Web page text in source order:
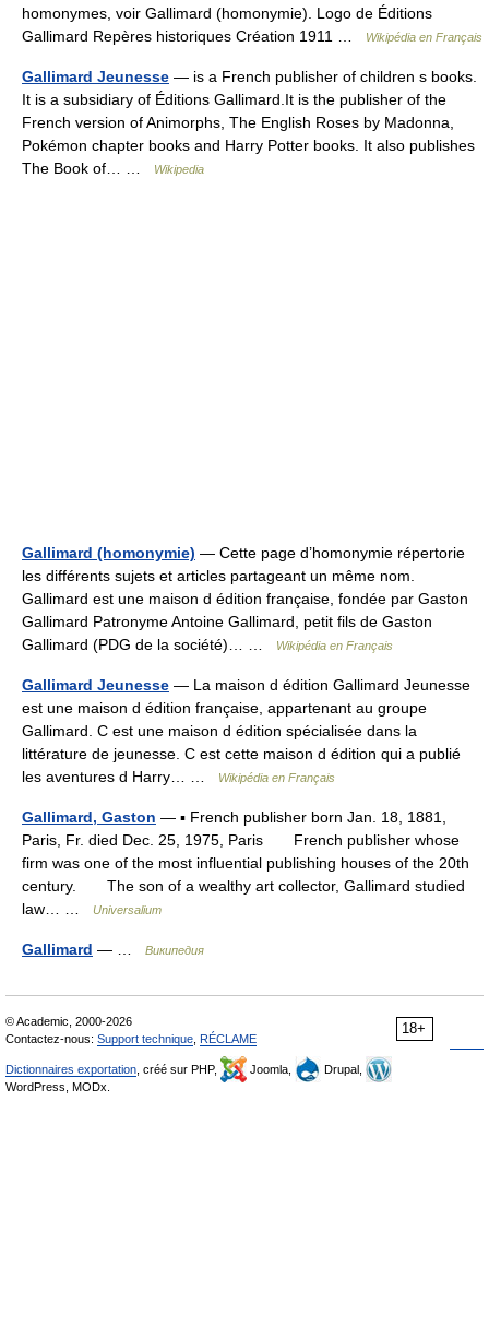
homonymes, voir Gallimard (homonymie). Logo de Éditions
Gallimard Repères historiques Création 1911 …
Wikipédia en Français
Gallimard Jeunesse — is a French publisher of children s books.
It is a subsidiary of Éditions Gallimard.It is the publisher of the
French version of Animorphs, The English Roses by Madonna,
Pokémon chapter books and Harry Potter books. It also publishes
The Book of… …
Wikipedia
Gallimard (homonymie) — Cette page d’homonymie répertorie
les différents sujets et articles partageant un même nom.
Gallimard est une maison d édition française, fondée par Gaston
Gallimard Patronyme Antoine Gallimard, petit fils de Gaston
Gallimard (PDG de la société)… …
Wikipédia en Français
Gallimard Jeunesse — La maison d édition Gallimard Jeunesse
est une maison d édition française, appartenant au groupe
Gallimard. C est une maison d édition spécialisée dans la
littérature de jeunesse. C est cette maison d édition qui a publié
les aventures d Harry… …
Wikipédia en Français
Gallimard, Gaston — ▪ French publisher born Jan. 18, 1881,
Paris, Fr. died Dec. 25, 1975, Paris French publisher whose
firm was one of the most influential publishing houses of the 20th
century. The son of a wealthy art collector, Gallimard studied
law… …
Universalium
Gallimard — … Википедия
18+
© Academic, 2000-2026
Contactez-nous: Support technique RÉCLAME
Dictionnaires exportation , créé sur PHP, Joomla,
Drupal,
WordPress, MODx.